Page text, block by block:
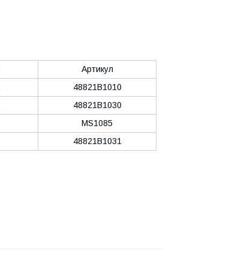
Артикул
48821B1010
48821B1030
MS1085
48821B1031